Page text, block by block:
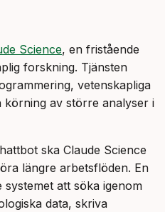
Science, en fristående
forskning. Tjänsten
vetenskapliga
körning av större analyser i
ska Claude Science
längre arbetsflöden. En
att söka igenom
data, skriva